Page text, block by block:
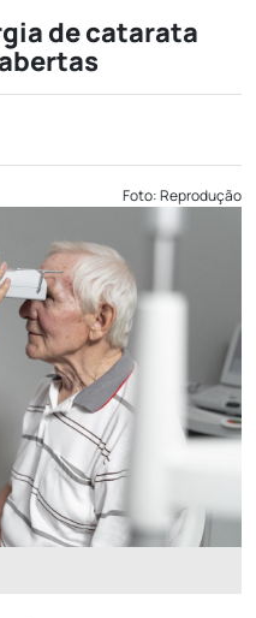
de catarata
Foto: Reprodução